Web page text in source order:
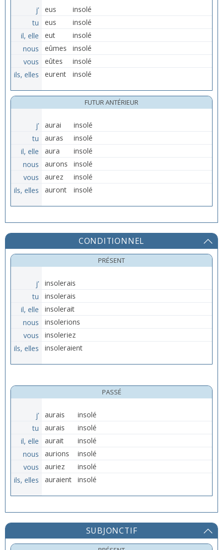
j’ eus
insolé
tu
eus
insolé
il, elle
eut
insolé
nous
eûmes
insolé
vous
eûtes
insolé
ils, elles
eurent insolé
FUTUR ANTÉRIEUR
j’ aurai
insolé
tu
auras
insolé
il, elle
aura
insolé
nous
aurons
insolé
vous
aurez
insolé
ils, elles
auront insolé
CONDITIONNEL
PRÉSENT
j’
insolerais
tu
insolerais
il, elle
insolerait
nous
insolerions
vous
insoleriez
ils, elles
insoleraient
PASSÉ
j’ aurais
insolé
tu
aurais
insolé
il, elle
aurait
insolé
nous
aurions
insolé
vous
auriez
insolé
ils, elles
auraient insolé
SUBJONCTIF